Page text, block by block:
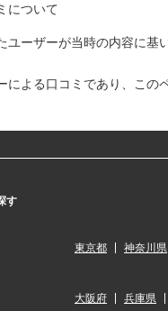
について
ユーザーが当時の内容に基
よる口コミであり、この
す
東京都 神奈川県
大阪府 兵庫県